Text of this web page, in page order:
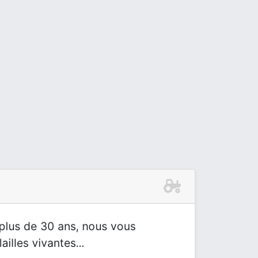
de 30 ans, nous vous
vivantes...